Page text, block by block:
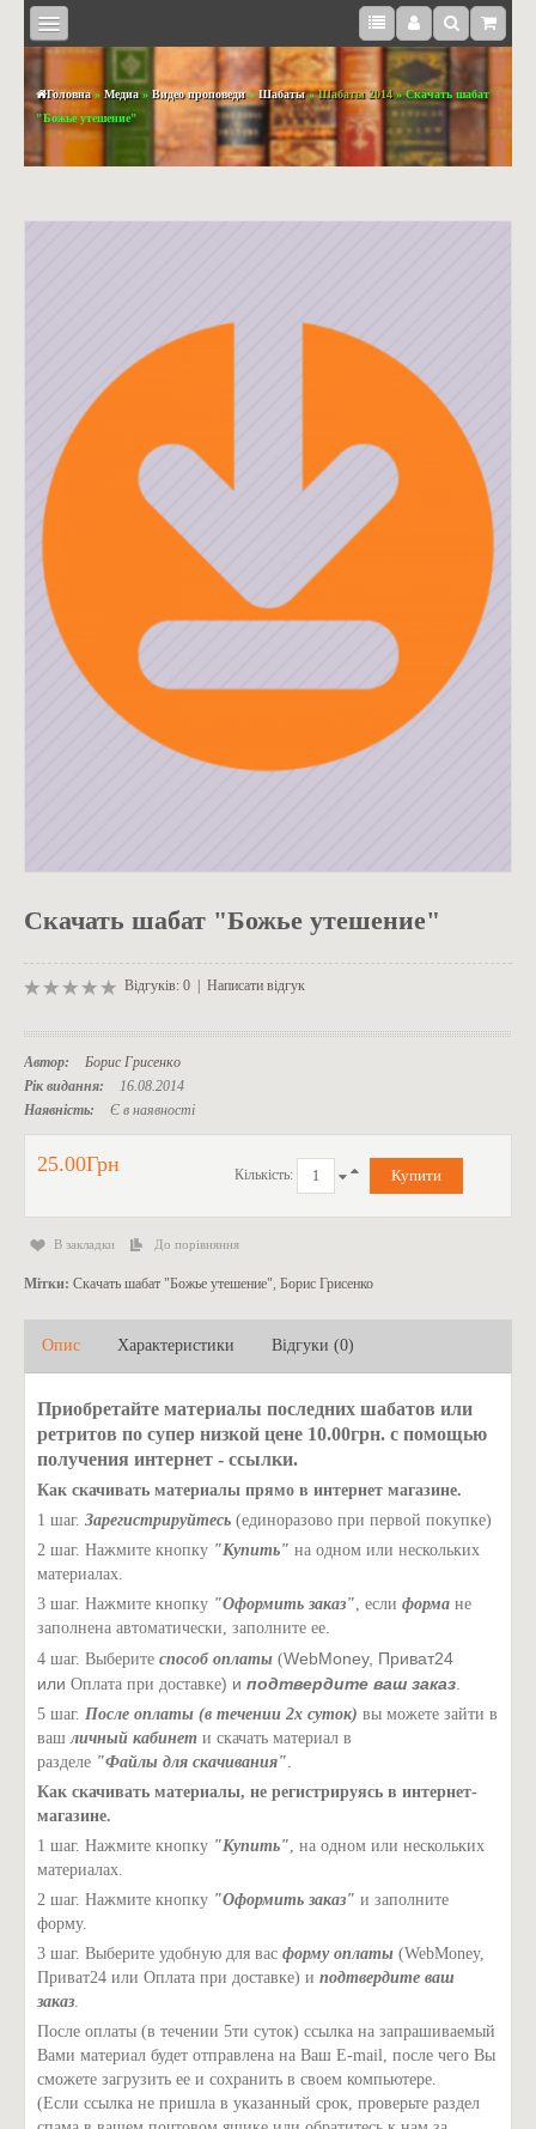
МЕДІА
СУВЕНІРИ
ОДЯГ
Головна» Медиа» Видео проповеди»Шабаты»Шабаты 2014» Скачать шабат
"Божье утешение"
Скачать шабат "Божье утешение"
Відгуків: 0 Написати відгук
Автор:
Борис Грисенко
Рік видання:
16.08.2014
Наявність:
Є в наявності
25.00Грн Кількість:
В закладки До порівняння
Мітки: Скачать шабат "Божье утешение", Борис Грисенко
Опис Характеристики Відгуки (0)
Приобретайте материалы последних шабатов или
ретритов по супер низкой цене 10.00грн. с помощью
получения интернет - ссылки.
Как скачивать материалы прямо в интернет магазине.
1 шаг. Зарегистрируйтесь (единоразово при первой покупке)
2 шаг. Нажмите кнопку "Купить" на одном или нескольких
материалах.
3 шаг. Нажмите кнопку "Оформить заказ", если форма не
заполнена автоматически, заполните ее.
4 шаг. Выберите способ оплаты (WebMoney, Приват24
или Оплата при доставке) и подтвердите ваш заказ.
5 шаг. После оплаты (в течении 2х суток) вы можете зайти в
вашличный кабинет и скачать материал в
разделе "Файлы для скачивания".
Как скачивать материалы, не регистрируясь в интернет-
магазине.
1 шаг. Нажмите кнопку "Купить", на одном или нескольких
материалах.
2 шаг. Нажмите кнопку "Оформить заказ" и заполните
форму.
3 шаг. Выберите удобную для вас форму оплаты (WebMoney,
Приват24 или Оплата при доставке) и подтвердите ваш
заказ.
После оплаты (в течении 5ти суток) ссылка на запрашиваемый
Вами материал будет отправлена на Ваш E-mail, после чего Вы
сможете загрузить ее и сохранить в своем компьютере.
(Если ссылка не пришла в указанный срок, проверьте раздел